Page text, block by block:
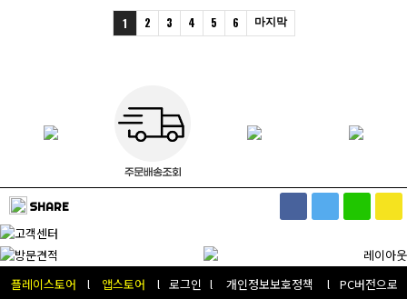
1 2 3 4 5 6 마지막
SHARE
플레이스토어 l 앱스토어 l 로그인 l 개인정보보호정책 l PC버전으로